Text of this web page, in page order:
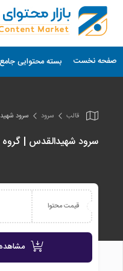
صفحه نخست بسته محتوایی جامع
قالب سرود سرود
سرود شهیدالقدس | گروه
قیمت محتوا